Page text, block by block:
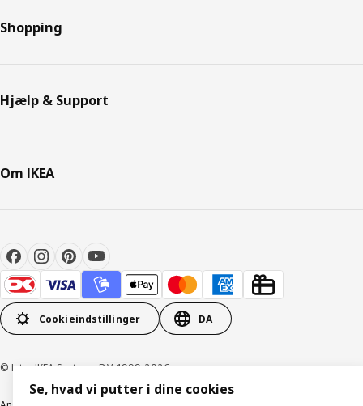
Shopping
Hjælp & Support
Om IKEA
Cookieindstillinger DA
© Inter IKEA Systems B.V. 1999-2026
Se, hvad vi putter i dine cookies